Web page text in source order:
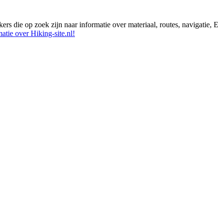
die op zoek zijn naar informatie over materiaal, routes,
over Hiking-site.nl!